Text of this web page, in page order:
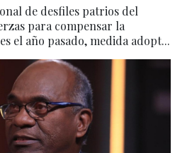
de desfiles patrios del
para compensar la
el año pasado, medida adopt...